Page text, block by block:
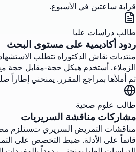
قرابة ساعتين في الأسبوع.
طالب دراسات عليا
ردود أكاديمية على مستوى البحث
منتديات نقاش الدكتوراه تتطلب
الزملاء. أستخدم هيكل حجة-مقابل حجة
ثم أملأها بمراجع المقرر. يمنحني إطاراً
طالب علوم صحية
مشاركات مناقشة السريريات
مناقشات التمريض السريري تستلزم
قائماً على الأدلة. ضبط التخصص على